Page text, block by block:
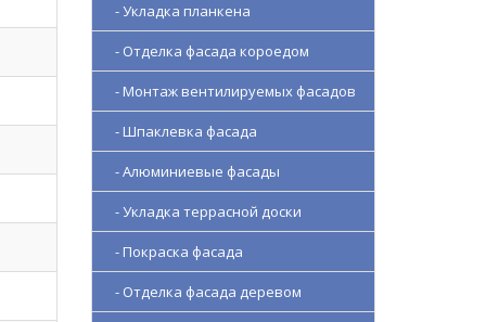
- Укладка планкена
- Отделка фасада короедом
- Монтаж вентилируемых фасадов
- Шпаклевка фасада
- Алюминиевые фасады
- Укладка террасной доски
- Покраска фасада
- Отделка фасада деревом